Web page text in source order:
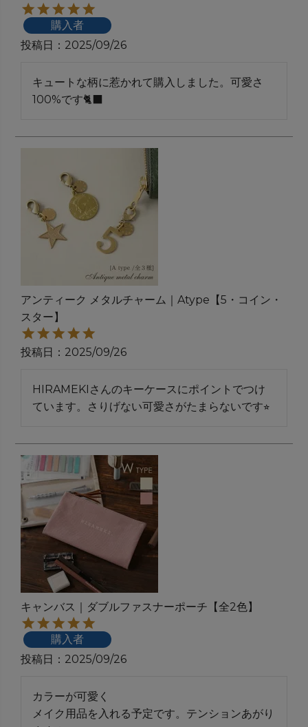
購入者
投稿日
2025/09/26
キュートな柄に惹かれて購入しました。可愛さ
100%です🐈‍⬛
アンティーク メタルチャーム｜Atype【5・コイン・
スター】
投稿日 2025/09/26
HIRAMEKIさんのキーケースにポイントでつけ
ています。さりげない可愛さがたまらないです⭐︎
キャンバス｜ダブルファスナーポーチ【全2色】
購入者
投稿日
2025/09/26
カラーが可愛く
メイク用品を入れる予定です。テンションあがり